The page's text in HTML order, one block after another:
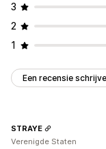
3
2
1
Een recensie
STRAYE
Verenigde Staten